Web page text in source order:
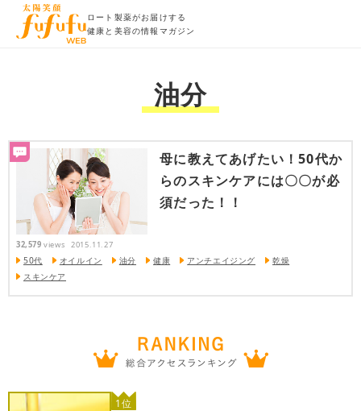
ロート製薬がお届けする
健康と美容の情報マガジン
油分
母に教えてあげたい！50代か
らのスキンケアには〇〇が必
須だった！！
32,579 views 2015.11.27
50代 オイルイン 油分 健康 アンチエイジング
乾燥
スキンケア
1位